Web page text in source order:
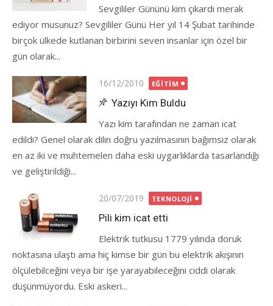
Sevgililer Gününü kim çıkardı merak
ediyor musunuz? Sevgililer Günü Her yıl 14 Şubat tarihinde
birçok ülkede kutlanan birbirini seven insanlar için özel bir
gün olarak...
Posted
on
16/12/2010 EĞITIM
Yazıyı Kim Buldu
Yazı kim tarafından ne zaman icat
edildi? Genel olarak dilin doğru yazılmasının bağımsız olarak
en az iki ve muhtemelen daha eski uygarlıklarda tasarlandığı
ve geliştirildiği...
Posted
on
20/07/2019 TEKNOLOJI
Pili kim icat etti
Elektrik tutkusu 1779 yılında doruk
noktasına ulaştı ama hiç kimse bir gün bu elektrik akışının
ölçülebilceğini veya bir işe yarayabileceğini ciddi olarak
düşünmüyordu. Eski askeri...